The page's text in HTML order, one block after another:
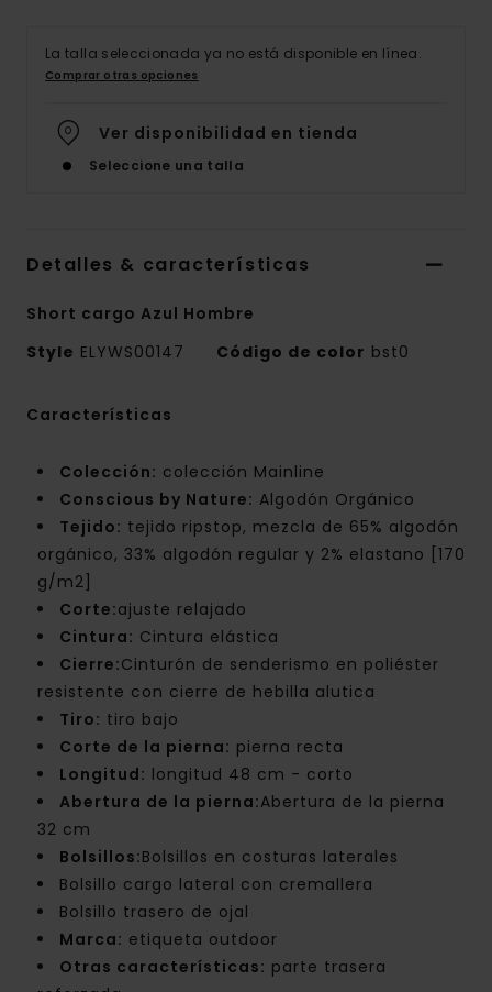
La talla seleccionada ya no está disponible en línea.
Comprar otras opciones
Ver disponibilidad en tienda
Seleccione una talla
Detalles & características
Short cargo Azul Hombre
Style ELYWS00147 Código de color bst0
Características
Colección: colección Mainline
Conscious by Nature: Algodón Orgánico
Tejido: tejido ripstop, mezcla de 65% algodón
orgánico, 33% algodón regular y 2% elastano [170
g/m2]
Corte:ajuste relajado
Cintura: Cintura elástica
Cierre:Cinturón de senderismo en poliéster
resistente con cierre de hebilla alutica
Tiro: tiro bajo
Corte de la pierna: pierna recta
Longitud: longitud 48 cm - corto
Abertura de la pierna:Abertura de la pierna
32 cm
Bolsillos:Bolsillos en costuras laterales
Bolsillo cargo lateral con cremallera
Bolsillo trasero de ojal
Marca: etiqueta outdoor
Otras características: parte trasera